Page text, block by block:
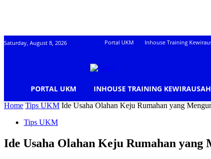
Saturday, August 8, 2026 Portal UKM Inhouse Training
PORTAL UKM INHOUSE TRAINING
Home Tips UKM Ide Usaha Olahan Keju Rumahan yang
Tips UKM
Ide Usaha Olahan Keju Rumahan yang